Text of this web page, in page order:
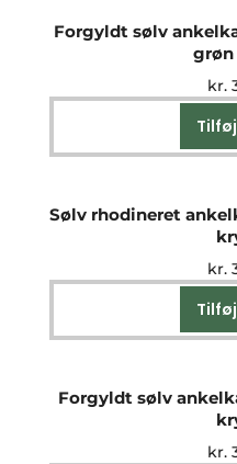
Forgyldt sølv
kr.
Sølv rhodineret
kr.
Forgyldt sølv
kr.